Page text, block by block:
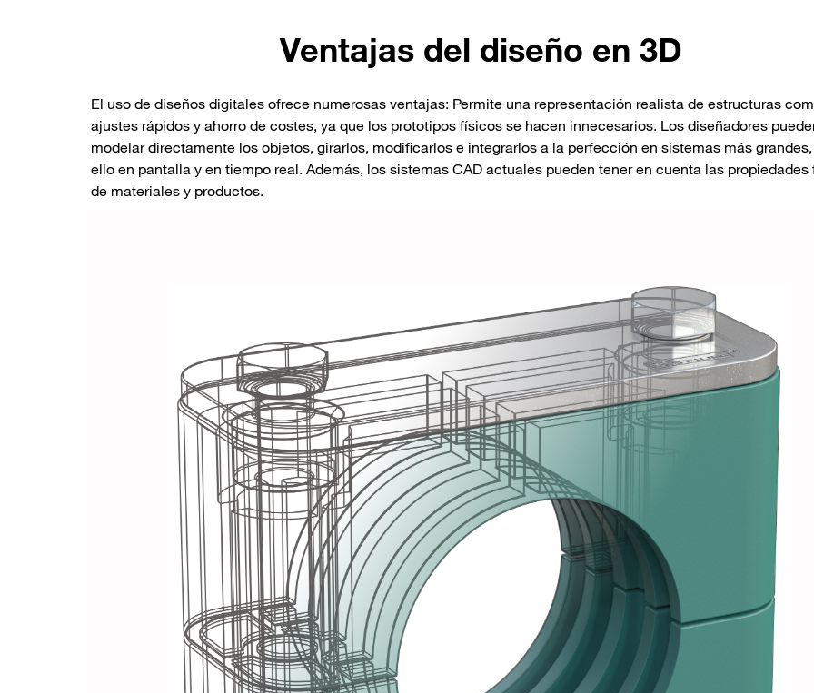
Ventajas del diseño en 3D
El uso de diseños digitales ofrece numerosas ventajas: Permite una representación realista de estructuras
ajustes rápidos y ahorro de costes, ya que los prototipos físicos se hacen innecesarios. Los diseñadores
modelar directamente los objetos, girarlos, modificarlos e integrarlos a la perfección en sistemas más
ello en pantalla y en tiempo real. Además, los sistemas CAD actuales pueden tener en cuenta las propiedades
de materiales y productos.